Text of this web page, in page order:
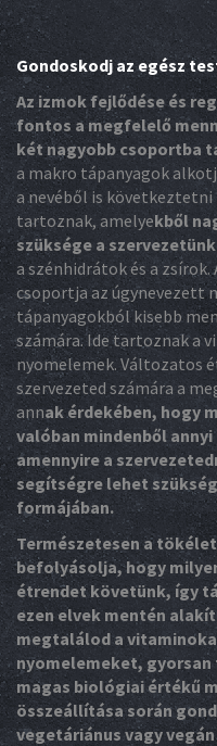
Gondoskodj az egész
Az izmok fejlődése és
fontos a megfelelő
két nagyobb csoportba
a makro tápanyagok
a nevéből is
tartoznak, amelyekből
szüksége a
a szénhidrátok és a
csoportja az úgynevezett
tápanyagokból kisebb
számára. Ide tartoznak a
nyomelemek. Változatos
szervezeted számára a
annak érdekében, hogy
valóban mindenből
amennyire a
segítségre lehet
formájában.
Természetesen a
befolyásolja, hogy
étrendet követünk, így
ezen elvek mentén
megtalálod a
nyomelemeket,
magas biológiai értékű
összeállítása során
vegetáriánus vagy